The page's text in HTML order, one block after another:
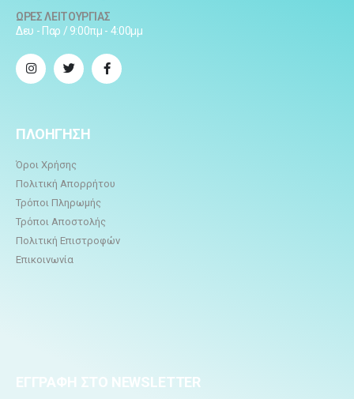
ΩΡΕΣ ΛΕΙΤΟΥΡΓΙΑΣ
Δευ - Παρ / 9:00πμ - 4:00μμ
ΠΛΟΗΓΗΣΗ
Όροι Χρήσης
Πολιτική Απορρήτου
Τρόποι Πληρωμής
Τρόποι Αποστολής
Πολιτική Επιστροφών
Επικοινωνία
ΕΓΓΡΑΦΗ ΣΤΟ NEWSLETTER